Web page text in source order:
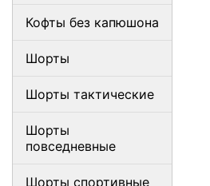
Кофты без капюшона
Шорты
Шорты тактические
Шорты
повседневные
Шорты спортивные